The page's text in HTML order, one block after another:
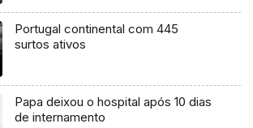
Portugal continental com 445
surtos ativos
Papa deixou o hospital após 10 dias
de internamento